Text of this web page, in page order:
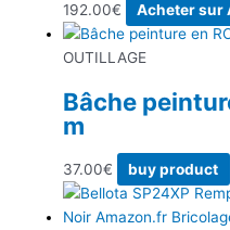
192.00€ Acheter sur
OUTILLAGE
Bâche
m
37.00€ buy product